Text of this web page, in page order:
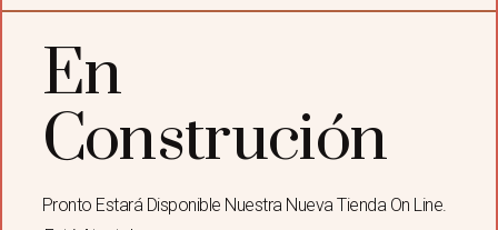
En
Construción
Pronto Estará Disponible Nuestra Nueva Tienda On Line.